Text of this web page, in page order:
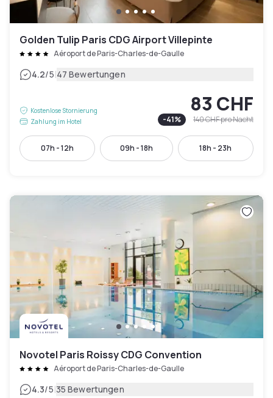
Golden Tulip Paris CDG Airport Villepinte
Aéroport de Paris-Charles-de-Gaulle
4.2/5|47 Bewertungen
Kostenlose Stornierung
Zahlung im Hotel
83 CHF
-41% 140 CHFpro Nacht
07h - 12h 09h - 18h 18h - 23h
Novotel Paris Roissy CDG Convention
Aéroport de Paris-Charles-de-Gaulle
4.3/5|35 Bewertungen